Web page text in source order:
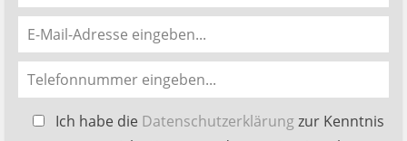
Bitte Ich habe die Datenschutzerklärungzur Kenntnis